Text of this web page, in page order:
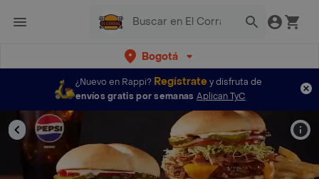
Bogotá
¿Nuevo en Rappi? Regístratey disfruta de
envíos gratis por semanas Aplican TyC